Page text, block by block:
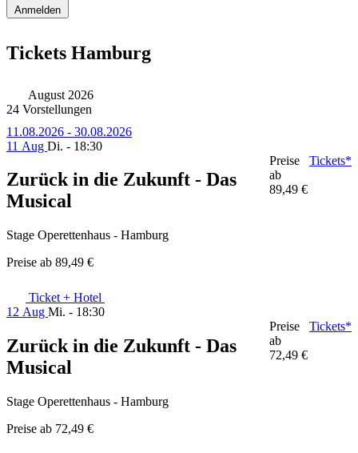
Anmelden
Tickets Hamburg
August 2026
24 Vorstellungen
11.08.2026 - 30.08.2026
11 Aug Di. - 18:30
Zurück in die Zukunft - Das
Musical
Stage Operettenhaus - Hamburg
Preise ab 89,49 €
Preise
ab
89,49 €
Tickets*
Ticket + Hotel
12 Aug Mi. - 18:30
Zurück in die Zukunft - Das
Musical
Stage Operettenhaus - Hamburg
Preise ab 72,49 €
Preise
ab
72,49 €
Tickets*